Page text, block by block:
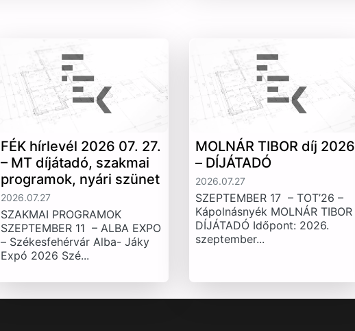
FÉK hírlevél 2026 07. 27.
– MT díjátadó, szakmai
programok, nyári szünet
2026.07.27
SZAKMAI PROGRAMOK
SZEPTEMBER 11 – ALBA EXPO
– Székesfehérvár Alba- Jáky
Expó 2026 Szé...
MOLNÁR TIBOR díj 2026
– DÍJÁTADÓ
2026.07.27
SZEPTEMBER 17 – TOT’26 –
Kápolnásnyék MOLNÁR TIBOR
DÍJÁTADÓ Időpont: 2026.
szeptember...